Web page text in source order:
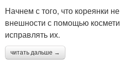
Начнем с того, что кореянки
внешности с помощью
исправлять их.
читать дальше →